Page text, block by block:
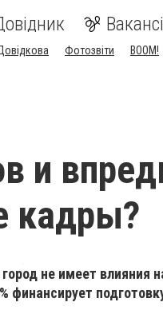
Фотозвіти BOOM!
и
кадры?
не имеет влияния
финансирует